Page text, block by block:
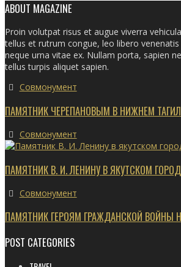
ABOUT MAGAZINE
Proin volutpat risus et augue viverra
tellus et rutrum congue, leo libero
neque urna vitae ex. Nullam porta, sapien
tellus turpis aliquet sapien.
Совмонумент
ПАМЯТНИК ЧЕРЕПАНОВЫМ В НИЖНЕМ
Совмонумент
ПАМЯТНИК В. И. ЛЕНИНУ В ЯКУТСКОМ
Совмонумент
ПАМЯТНИК ГЕРОЯМ ГРАЖДАНСКОЙ ВОЙНЫ
POST CATEGORIES